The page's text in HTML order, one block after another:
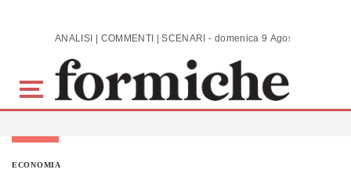
Skip to main content ANALISI | COMMENTI | SCENARI - domenica 9 Agosto 2026
ECONOMIA